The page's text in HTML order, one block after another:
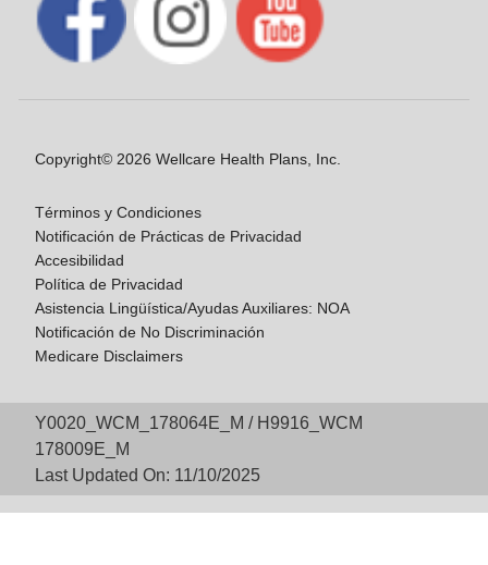
Copyright© 2026 Wellcare Health Plans, Inc.
Términos y Condiciones
Notificación de Prácticas de Privacidad
Accesibilidad
Política de Privacidad
Asistencia Lingüística/Ayudas Auxiliares: NOA
Notificación de No Discriminación
Medicare Disclaimers
Y0020_WCM_178064E_M / H9916_WCM
178009E_M
Last Updated On: 11/10/2025